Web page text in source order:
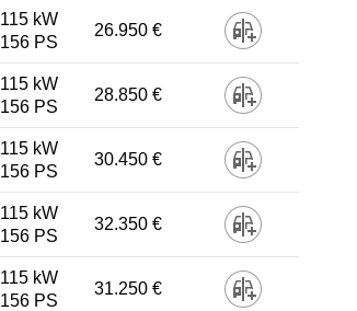
115 kW
156 PS
26.950 €
115 kW
156 PS
28.850 €
115 kW
156 PS
30.450 €
115 kW
156 PS
32.350 €
115 kW
156 PS
31.250 €